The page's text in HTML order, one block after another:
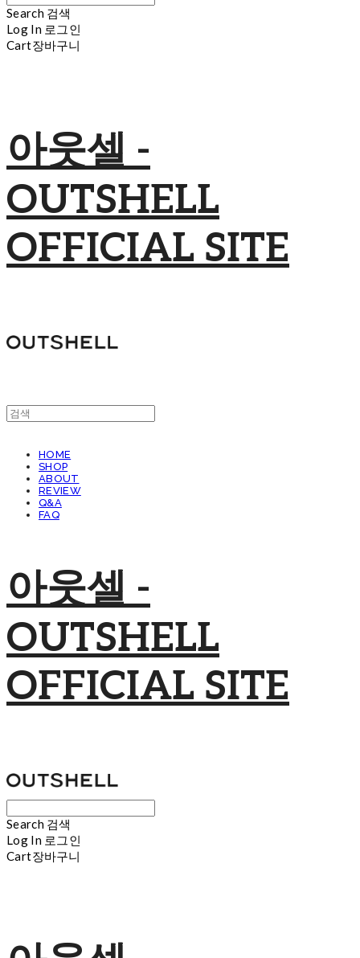
Search 검색
Log In 로그인
Cart장바구니
아웃셀 -
OUTSHELL
OFFICIAL SITE
HOME
SHOP
ABOUT
REVIEW
Q&A
FAQ
아웃셀 -
OUTSHELL
OFFICIAL SITE
Search 검색
Log In 로그인
Cart장바구니